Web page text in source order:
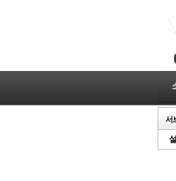
서